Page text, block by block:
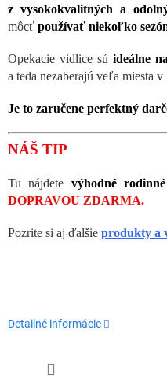
z vysokokvalitných a
môcť používať niekoľko
Opekacie vidlice sú ideálne
a teda nezaberajú veľa miesta
Je to zaručene perfektný
NÁŠ TIP
Tu nájdete výhodné rodinné
DOPRAVOU ZDARMA.
Pozrite si aj ďalšie produkty a
Detailné informácie